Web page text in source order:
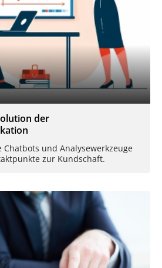
der
Chatbots und Analysewerkzeuge
zur Kundschaft.